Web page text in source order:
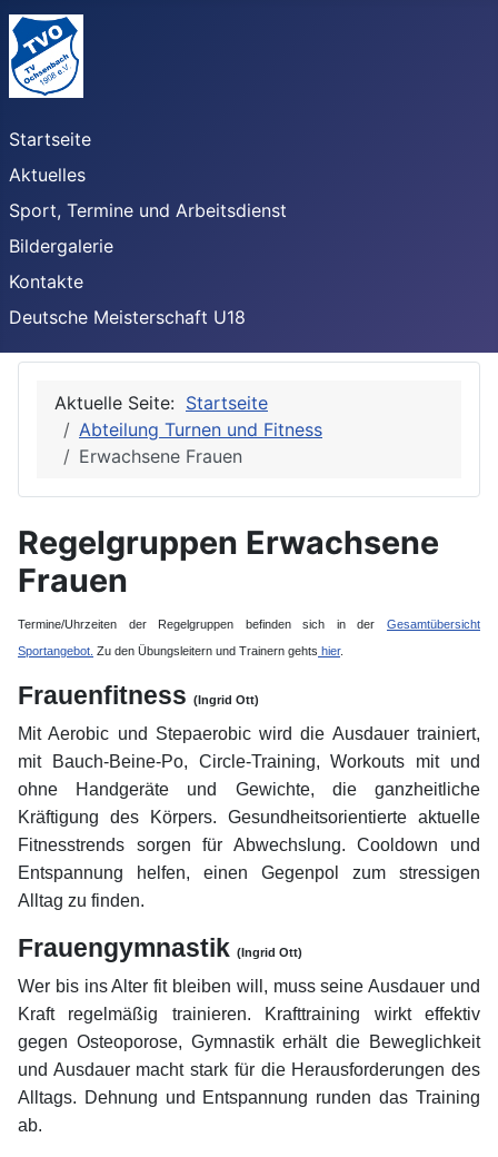
Startseite
Aktuelles
Sport, Termine und Arbeitsdienst
Bildergalerie
Kontakte
Deutsche Meisterschaft U18
Aktuelle Seite: Startseite
Abteilung Turnen und Fitness
Erwachsene Frauen
Regelgruppen Erwachsene
Frauen
Termine/Uhrzeiten der Regelgruppen befinden sich in der Gesamtübersicht
Sportangebot. Zu den Übungsleitern und Trainern gehts hier.
Frauenfitness (Ingrid Ott)
Mit Aerobic und Stepaerobic wird die Ausdauer trainiert,
mit Bauch-Beine-Po, Circle-Training, Workouts mit und
ohne Handgeräte und Gewichte, die ganzheitliche
Kräftigung des Körpers. Gesundheitsorientierte aktuelle
Fitnesstrends sorgen für Abwechslung. Cooldown und
Entspannung helfen, einen Gegenpol zum stressigen
Alltag zu finden.
Frauengymnastik (Ingrid Ott)
Wer bis ins Alter fit bleiben will, muss seine Ausdauer und
Kraft regelmäßig trainieren. Krafttraining wirkt effektiv
gegen Osteoporose, Gymnastik erhält die Beweglichkeit
und Ausdauer macht stark für die Herausforderungen des
Alltags. Dehnung und Entspannung runden das Training
ab.